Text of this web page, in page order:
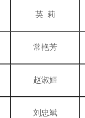
英 莉
常艳芳
赵淑姬
刘忠斌